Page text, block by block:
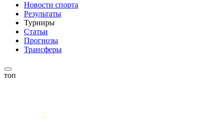
Новости спорта
Результаты
Турниры
Статьи
Прогнозы
Трансферы
топ